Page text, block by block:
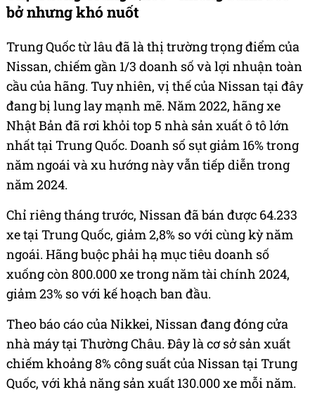
bở nhưng khó nuốt
Trung Quốc từ lâu đã là thị trường trọng điểm của
Nissan, chiếm gần 1/3 doanh số và lợi nhuận toàn
cầu của hãng. Tuy nhiên, vị thế của Nissan tại đây
đang bị lung lay mạnh mẽ. Năm 2022, hãng xe
Nhật Bản đã rơi khỏi top 5 nhà sản xuất ô tô lớn
nhất tại Trung Quốc. Doanh số sụt giảm 16% trong
năm ngoái và xu hướng này vẫn tiếp diễn trong
năm 2024.
Chỉ riêng tháng trước, Nissan đã bán được 64.233
xe tại Trung Quốc, giảm 2,8% so với cùng kỳ năm
ngoái. Hãng buộc phải hạ mục tiêu doanh số
xuống còn 800.000 xe trong năm tài chính 2024,
giảm 23% so với kế hoạch ban đầu.
Theo báo cáo của Nikkei, Nissan đang đóng cửa
nhà máy tại Thường Châu. Đây là cơ sở sản xuất
chiếm khoảng 8% công suất của Nissan tại Trung
Quốc, với khả năng sản xuất 130.000 xe mỗi năm.